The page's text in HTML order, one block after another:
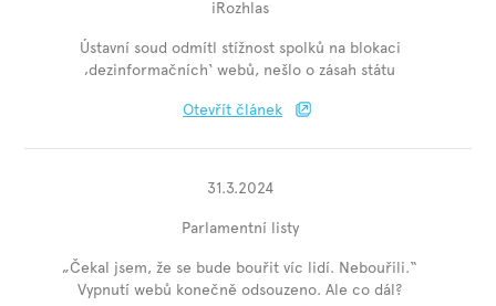
iRozhlas
Ústavní soud odmítl stížnost spolků na blokaci
‚dezinformačních‘ webů, nešlo o zásah státu
Otevřít článek
31.3.2024
Parlamentní listy
„Čekal jsem, že se bude bouřit víc lidí. Nebouřili.“
Vypnutí webů konečně odsouzeno. Ale co dál?